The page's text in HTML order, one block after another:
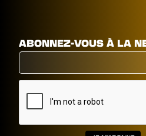
ABONNEZ-VOUS À LA